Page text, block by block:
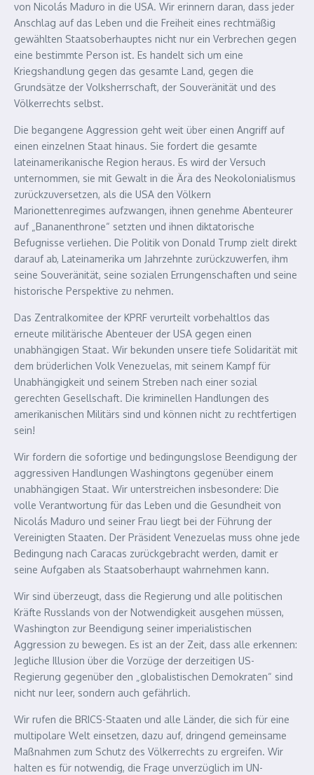
von Nicolás Maduro in die USA. Wir erinnern daran, dass jeder
Anschlag auf das Leben und die Freiheit eines rechtmäßig
gewählten Staatsoberhauptes nicht nur ein Verbrechen gegen
eine bestimmte Person ist. Es handelt sich um eine
Kriegshandlung gegen das gesamte Land, gegen die
Grundsätze der Volksherrschaft, der Souveränität und des
Völkerrechts selbst.
Die begangene Aggression geht weit über einen Angriff auf
einen einzelnen Staat hinaus. Sie fordert die gesamte
lateinamerikanische Region heraus. Es wird der Versuch
unternommen, sie mit Gewalt in die Ära des Neokolonialismus
zurückzuversetzen, als die USA den Völkern
Marionettenregimes aufzwangen, ihnen genehme Abenteurer
auf „Bananenthrone“ setzten und ihnen diktatorische
Befugnisse verliehen. Die Politik von Donald Trump zielt direkt
darauf ab, Lateinamerika um Jahrzehnte zurückzuwerfen, ihm
seine Souveränität, seine sozialen Errungenschaften und seine
historische Perspektive zu nehmen.
Das Zentralkomitee der KPRF verurteilt vorbehaltlos das
erneute militärische Abenteuer der USA gegen einen
unabhängigen Staat. Wir bekunden unsere tiefe Solidarität mit
dem brüderlichen Volk Venezuelas, mit seinem Kampf für
Unabhängigkeit und seinem Streben nach einer sozial
gerechten Gesellschaft. Die kriminellen Handlungen des
amerikanischen Militärs sind und können nicht zu rechtfertigen
sein!
Wir fordern die sofortige und bedingungslose Beendigung der
aggressiven Handlungen Washingtons gegenüber einem
unabhängigen Staat. Wir unterstreichen insbesondere: Die
volle Verantwortung für das Leben und die Gesundheit von
Nicolás Maduro und seiner Frau liegt bei der Führung der
Vereinigten Staaten. Der Präsident Venezuelas muss ohne jede
Bedingung nach Caracas zurückgebracht werden, damit er
seine Aufgaben als Staatsoberhaupt wahrnehmen kann.
Wir sind überzeugt, dass die Regierung und alle politischen
Kräfte Russlands von der Notwendigkeit ausgehen müssen,
Washington zur Beendigung seiner imperialistischen
Aggression zu bewegen. Es ist an der Zeit, dass alle erkennen:
Jegliche Illusion über die Vorzüge der derzeitigen US-
Regierung gegenüber den „globalistischen Demokraten“ sind
nicht nur leer, sondern auch gefährlich.
Wir rufen die BRICS-Staaten und alle Länder, die sich für eine
multipolare Welt einsetzen, dazu auf, dringend gemeinsame
Maßnahmen zum Schutz des Völkerrechts zu ergreifen. Wir
halten es für notwendig, die Frage unverzüglich im UN-